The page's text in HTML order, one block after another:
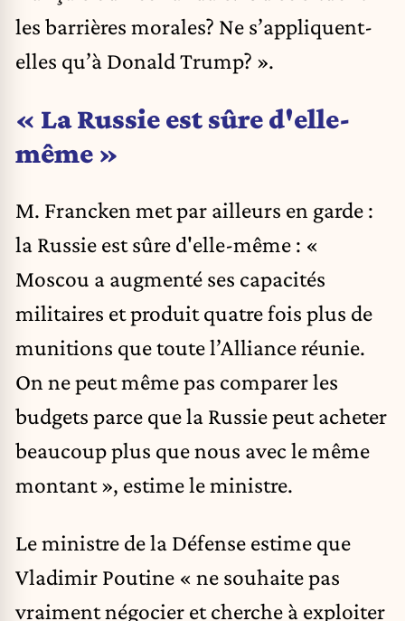
les barrières morales? Ne s’appliquent-
elles qu’à Donald Trump? ».
« La Russie est sûre d'elle-
même »
M. Francken met par ailleurs en garde :
la Russie est sûre d'elle-même : «
Moscou a augmenté ses capacités
militaires et produit quatre fois plus de
munitions que toute l’Alliance réunie.
On ne peut même pas comparer les
budgets parce que la Russie peut acheter
beaucoup plus que nous avec le même
montant », estime le ministre.
Le ministre de la Défense estime que
Vladimir Poutine « ne souhaite pas
vraiment négocier et cherche à exploiter